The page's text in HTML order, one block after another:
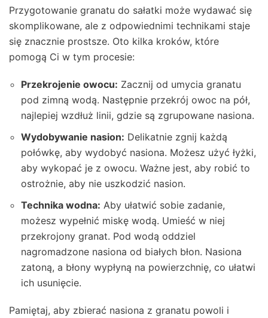
Przygotowanie granatu do sałatki może wydawać się
skomplikowane, ale z odpowiednimi technikami staje
się znacznie prostsze. Oto kilka kroków, które
pomogą Ci w tym procesie:
Przekrojenie owocu: Zacznij od umycia granatu
pod zimną wodą. Następnie przekrój owoc na pół,
najlepiej wzdłuż linii, gdzie są zgrupowane nasiona.
Wydobywanie nasion: Delikatnie zgnij każdą
połówkę, aby wydobyć nasiona. Możesz użyć łyżki,
aby wykopać je z owocu. Ważne jest, aby robić to
ostrożnie, aby nie uszkodzić nasion.
Technika wodna: Aby ułatwić sobie zadanie,
możesz wypełnić miskę wodą. Umieść w niej
przekrojony granat. Pod wodą oddziel
nagromadzone nasiona od białych błon. Nasiona
zatoną, a błony wypłyną na powierzchnię, co ułatwi
ich usunięcie.
Pamiętaj, aby zbierać nasiona z granatu powoli i